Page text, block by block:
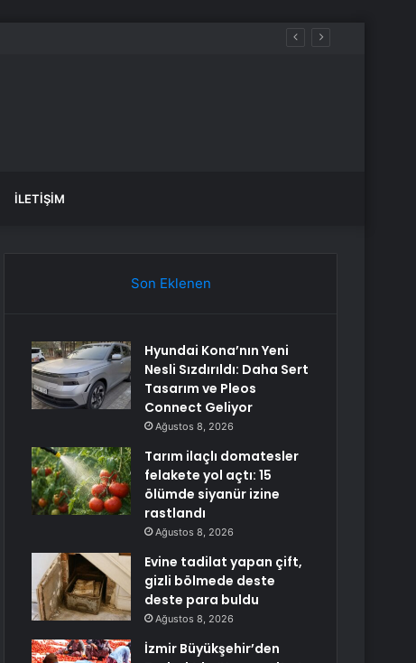
İLETIŞIM
Son Eklenen
Hyundai Kona’nın Yeni
Nesli Sızdırıldı: Daha Sert
Tasarım ve Pleos
Connect Geliyor
Ağustos 8, 2026
Tarım ilaçlı domatesler
felakete yol açtı: 15
ölümde siyanür izine
rastlandı
Ağustos 8, 2026
Evine tadilat yapan çift,
gizli bölmede deste
deste para buldu
Ağustos 8, 2026
İzmir Büyükşehir’den